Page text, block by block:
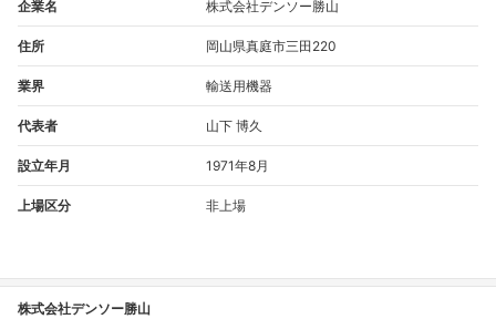
企業名 株式会社デンソー勝山
住所 岡山県真庭市三田220
業界 輸送用機器
代表者 山下 博久
設立年月 1971年8月
上場区分 非上場
株式会社デンソー勝山